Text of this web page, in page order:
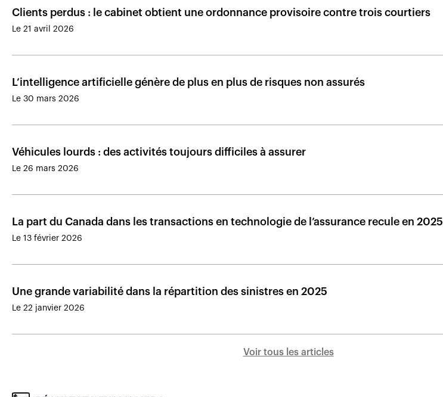
Clients perdus : le cabinet obtient une ordonnance provisoire contre trois courtiers
Le 21 avril 2026
L’intelligence artificielle génère de plus en plus de risques non assurés
Le 30 mars 2026
Véhicules lourds : des activités toujours difficiles à assurer
Le 26 mars 2026
La part du Canada dans les transactions en technologie de l’assurance recule en 2025
Le 13 février 2026
Une grande variabilité dans la répartition des sinistres en 2025
Le 22 janvier 2026
Voir tous les articles